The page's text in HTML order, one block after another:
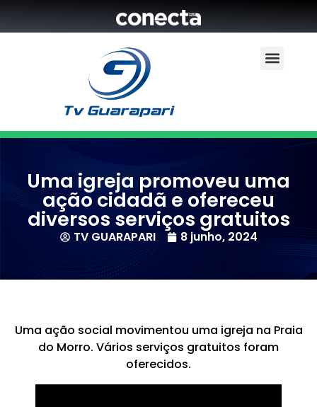
Uma igreja promoveu uma
ação cidadã e ofereceu
diversos serviços gratuitos
TV GUARAPARI 8 junho, 2024
Uma ação social movimentou uma igreja na Praia
do Morro. Vários serviços gratuitos foram
oferecidos.